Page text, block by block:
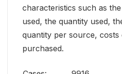
characteristics such as
used, the quantity used,
quantity per source, costs
purchased.